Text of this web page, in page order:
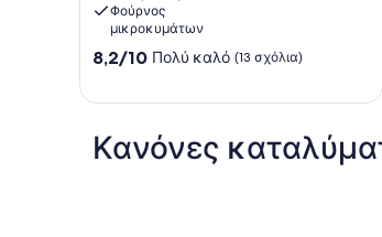
to
the
lake
Mühlhofen
Φούρνος
μικροκυμάτων
8.2
καλό,
(13
8,2/10 Πολύ καλό (13 σχόλια)
Κανόνες